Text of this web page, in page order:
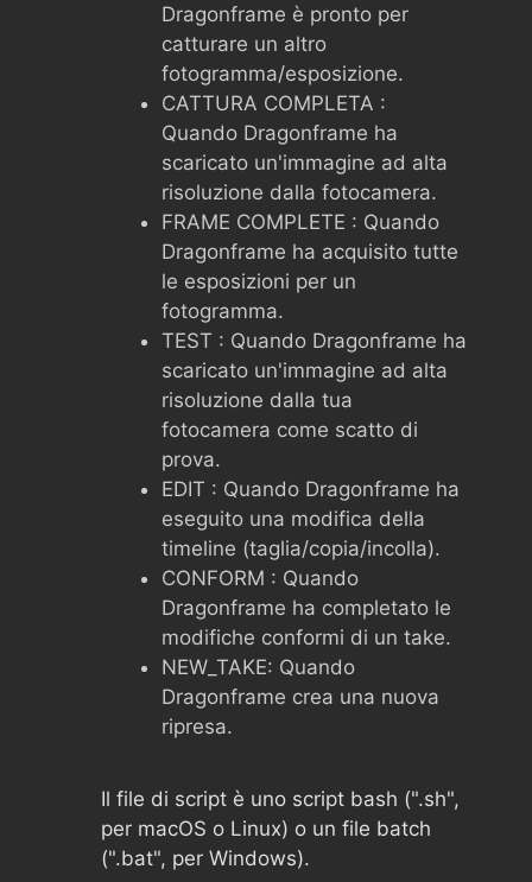
Dragonframe è pronto per
catturare un altro
fotogramma/esposizione.
CATTURA COMPLETA :
Quando Dragonframe ha
scaricato un'immagine ad alta
risoluzione dalla fotocamera.
FRAME COMPLETE : Quando
Dragonframe ha acquisito tutte
le esposizioni per un
fotogramma.
TEST : Quando Dragonframe ha
scaricato un'immagine ad alta
risoluzione dalla tua
fotocamera come scatto di
prova.
EDIT : Quando Dragonframe ha
eseguito una modifica della
timeline (taglia/copia/incolla).
CONFORM : Quando
Dragonframe ha completato le
modifiche conformi di un take.
NEW_TAKE: Quando
Dragonframe crea una nuova
ripresa.
Il file di script è uno script bash (".sh",
per macOS o Linux) o un file batch
(".bat", per Windows).